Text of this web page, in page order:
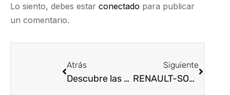
Lo siento, debes estar conectado para publicar
un comentario.
Atrás
Descubre las últimas innovaciones y tecnologías en la feria deautopartes más importante de América Latina en Bogotá
Siguiente
RENAULT-SOFASA ESTARÁ PRESENTE CON “MOTRIO” EN EXPOPARTES 2023, LA FERIA INTERNACIONAL DE AUTOPARTES